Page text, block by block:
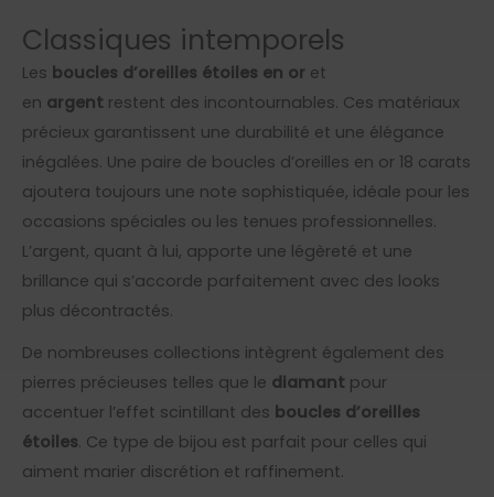
Classiques intemporels
Les boucles d’oreilles étoiles en or et
en argent restent des incontournables. Ces matériaux
précieux garantissent une durabilité et une élégance
inégalées. Une paire de boucles d’oreilles en or 18 carats
ajoutera toujours une note sophistiquée, idéale pour les
occasions spéciales ou les tenues professionnelles.
L’argent, quant à lui, apporte une légèreté et une
brillance qui s’accorde parfaitement avec des looks
plus décontractés.
De nombreuses collections intègrent également des
pierres précieuses telles que le diamant pour
accentuer l’effet scintillant des boucles d’oreilles
étoiles. Ce type de bijou est parfait pour celles qui
aiment marier discrétion et raffinement.